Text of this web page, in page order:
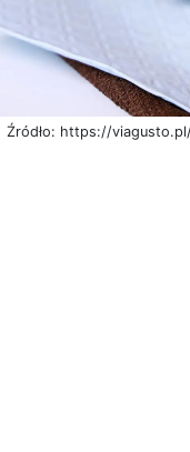
Źródło: https://